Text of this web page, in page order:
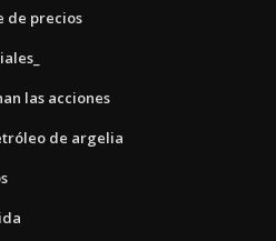
de precios
las acciones
de argelia